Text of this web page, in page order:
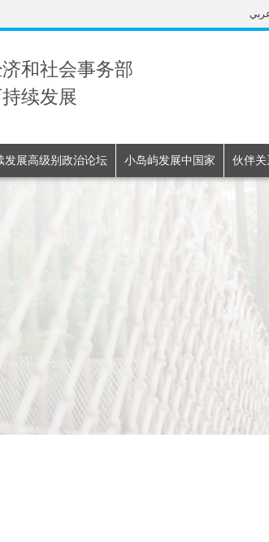
to
和社会事务部
续发展
发展高级别政治论坛 小岛屿发展中国家 伙伴关